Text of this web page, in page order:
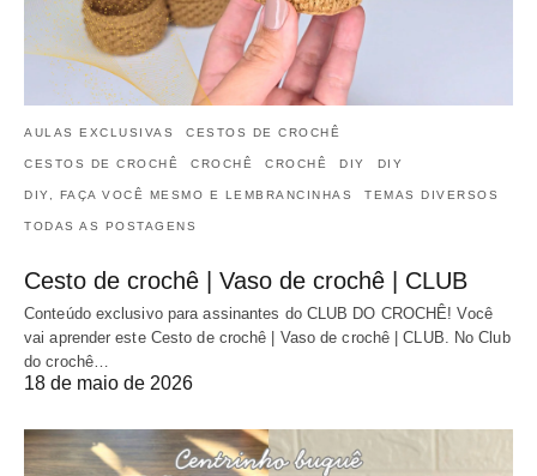
AULAS EXCLUSIVAS CESTOS DE CROCHÊ
CESTOS DE CROCHÊ CROCHÊ CROCHÊ DIY DIY
DIY, FAÇA VOCÊ MESMO E LEMBRANCINHAS TEMAS DIVERSOS
TODAS AS POSTAGENS
Cesto de crochê | Vaso de crochê | CLUB
Conteúdo exclusivo para assinantes do CLUB DO CROCHÊ! Você
vai aprender este Cesto de crochê | Vaso de crochê | CLUB. No Club
do crochê…
18 de maio de 2026